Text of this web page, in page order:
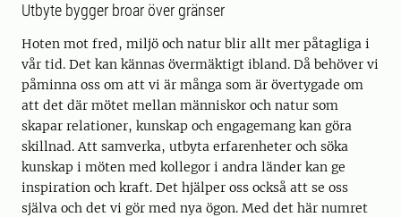
Utbyte bygger broar över gränser
Hoten mot fred, miljö och natur blir allt mer påtagliga i
vår tid. Det kan kännas övermäktigt ibland. Då behöver vi
påminna oss om att vi är många som är övertygade om
att det där mötet mellan människor och natur som
skapar relationer, kunskap och engagemang kan göra
skillnad. Att samverka, utbyta erfarenheter och söka
kunskap i möten med kollegor i andra länder kan ge
inspiration och kraft. Det hjälper oss också att se oss
själva och det vi gör med nya ögon. Med det här numret